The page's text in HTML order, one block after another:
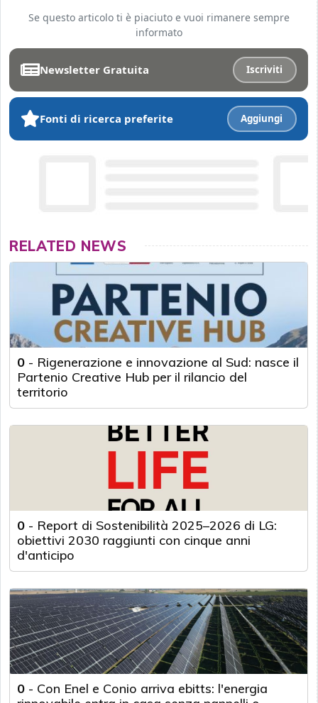
Se questo articolo ti è piaciuto e vuoi rimanere sempre
informato
Newsletter Gratuita Iscriviti
Fonti di ricerca preferite Aggiungi
RELATED NEWS
0 - Rigenerazione e innovazione al Sud: nasce il
Partenio Creative Hub per il rilancio del
territorio
0 - Report di Sostenibilità 2025–2026 di LG:
obiettivi 2030 raggiunti con cinque anni
d'anticipo
0 - Con Enel e Conio arriva ebitts: l'energia